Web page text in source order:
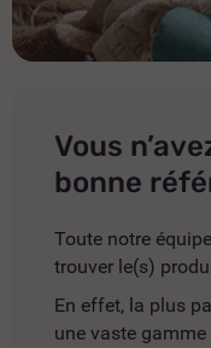
Vous
bonne
Toute notre
trouver le(s)
En effet, la plus
une vaste